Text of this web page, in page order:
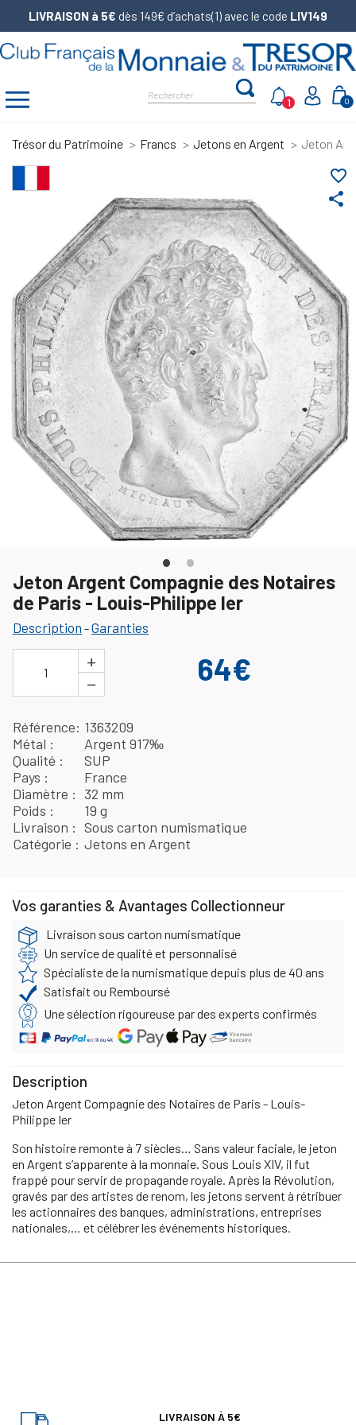
LIVRAISON à 5€ dès 149€ d’achats(1) avec le code LIV149
0
1
Trésor du Patrimoine Francs Jetons en Argent Jeton
share
favorite_border
Jeton Argent Compagnie des Notaires
de Paris - Louis-Philippe Ier
Description -Garanties
1
+
−
64€
Référence 1363209
Métal
Argent 917‰
Qualité
SUP
Pays
France
Diamètre
32 mm
Poids
19 g
Livraison
Sous carton numismatique
Catégorie
Jetons en Argent
Vos garanties & Avantages Collectionneur
Livraison sous carton numismatique
Un service de qualité et personnalisé
Spécialiste de la numismatique depuis plus de 40 ans
Satisfait ou Remboursé
Une sélection rigoureuse par des experts confirmés
Description
Jeton Argent Compagnie des Notaires de Paris - Louis-
Philippe Ier
Son histoire remonte à 7 siècles… Sans valeur faciale, le jeton
en Argent s’apparente à la monnaie. Sous Louis XIV, il fut
frappé pour servir de propagande royale. Après la Révolution,
gravés par des artistes de renom, les jetons servent à rétribuer
les actionnaires des banques, administrations, entreprises
nationales,… et célébrer les événements historiques.
LIVRAISON À 5€